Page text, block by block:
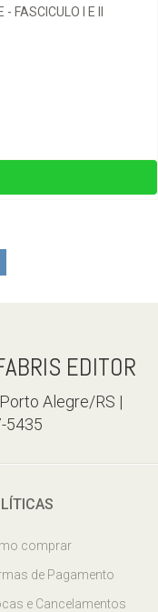
- FASCICULO I E II
EDITOR
Alegre/RS |
5435
comprar
de Pagamento
e Cancelamentos